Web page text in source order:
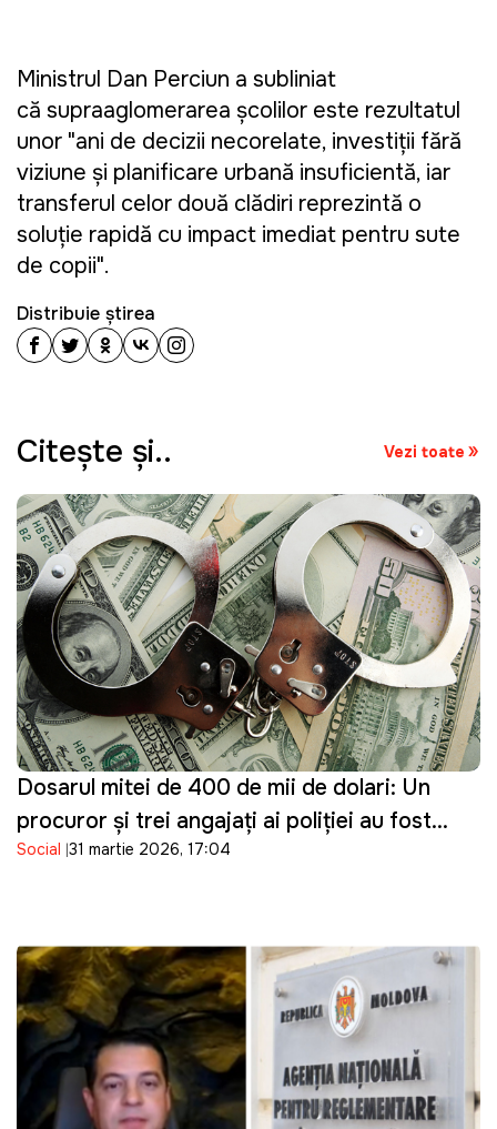
Ministrul Dan Perciun a subliniat
că supraaglomerarea școlilor este rezultatul
unor "ani de decizii necorelate, investiții fără
viziune și planificare urbană insuficientă, iar
transferul celor două clădiri reprezintă o
soluție rapidă cu impact imediat pentru sute
de copii".
Distribuie știrea
Citeşte şi.. Vezi toate
Dosarul mitei de 400 de mii de dolari: Un
procuror și trei angajați ai poliției au fost
reținuți
Social 31 martie 2026, 17:04